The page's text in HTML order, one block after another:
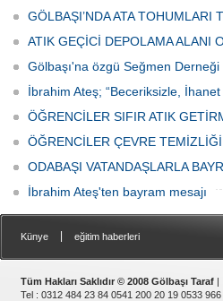
GÖLBAŞI’NDA ATA TOHUMLARI
ATIK GEÇİCİ DEPOLAMA ALANI
Gölbaşı'na özgü Seğmen
İbrahim Ateş; “Beceriksizle,
ÖĞRENCİLER SIFIR ATIK
ÖĞRENCİLER ÇEVRE
ODABAŞI VATANDAŞLARLA
İbrahim Ateş'ten bayram mesajı
Künye eğitim haberleri
Tüm Hakları Saklıdır © 2008 Gölbaşı Taraf |
Tel : 0312 484 23 84 0541 200 20 19 0533